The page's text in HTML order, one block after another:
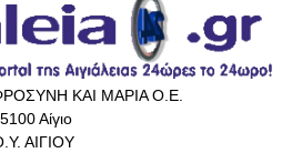
ΚΑΙ ΜΑΡΙΑ Ο.Ε.
Αίγιο
ΑΙΓΙΟΥ